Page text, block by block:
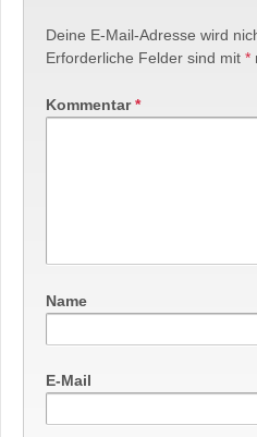
Deine E-Mail-Adresse wird
Erforderliche Felder sind mit *
Kommentar*
Name
E-Mail